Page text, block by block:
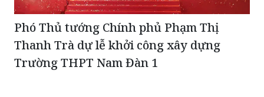
Phó Thủ tướng Chính phủ Phạm Thị
Thanh Trà dự lễ khởi công xây dựng
Trường THPT Nam Đàn 1